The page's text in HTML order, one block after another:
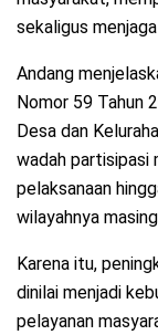
sekaligus
Andang
Nomor 59 Tahun
Desa dan
wadah partisipasi
pelaksanaan
wilayahnya
Karena itu,
dinilai menjadi
pelayanan